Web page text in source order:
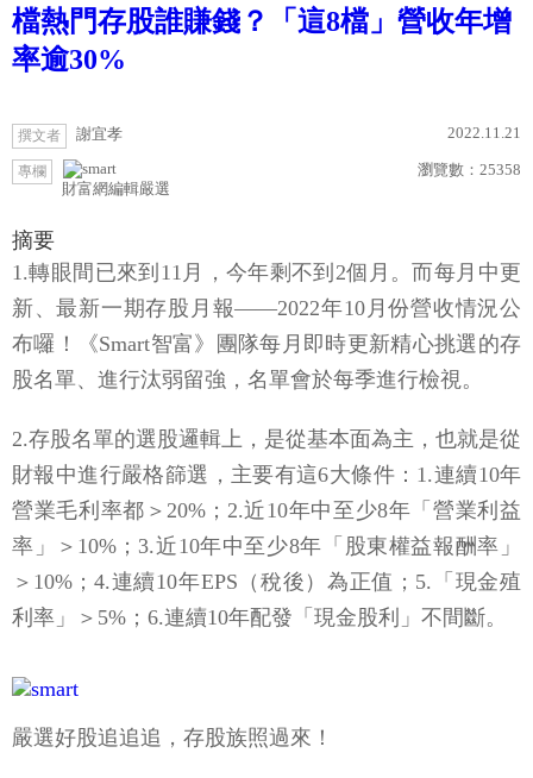
檔熱門存股誰賺錢？「這8檔」營收年增
率逾30%
撰文者 謝宜孝 2022.11.21
專欄
財富網編輯嚴選
瀏覽數： 25358
摘要
1.轉眼間已來到11月，今年剩不到2個月。而每月中更
新、最新一期存股月報——2022年10月份營收情況公
布囉！《Smart智富》團隊每月即時更新精心挑選的存
股名單、進行汰弱留強，名單會於每季進行檢視。
2.存股名單的選股邏輯上，是從基本面為主，也就是從
財報中進行嚴格篩選，主要有這6大條件：1.連續10年
營業毛利率都＞20%；2.近10年中至少8年「營業利益
率」＞10%；3.近10年中至少8年「股東權益報酬率」
＞10%；4.連續10年EPS（稅後）為正值；5.「現金殖
利率」＞5%；6.連續10年配發「現金股利」不間斷。
嚴選好股追追追，存股族照過來！